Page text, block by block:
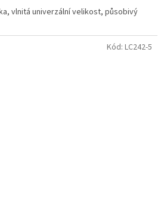
vlnitá univerzální velikost, působivý
Kód: LC242-5